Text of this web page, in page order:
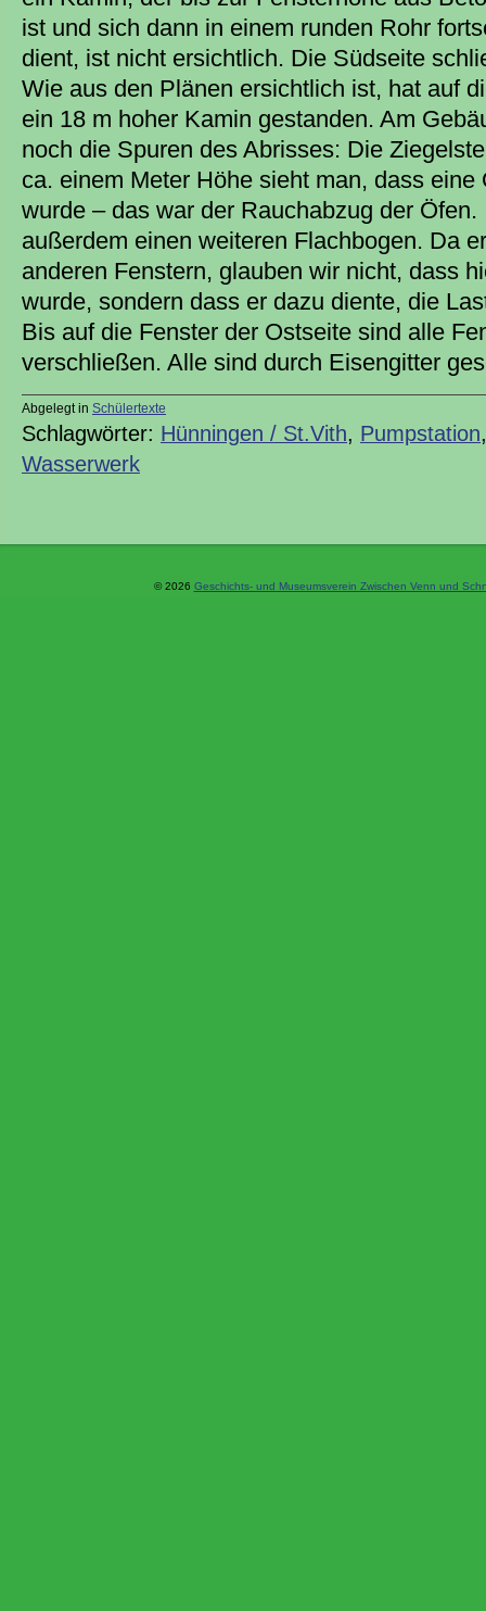
ist und sich dann in einem runden Rohr
dient, ist nicht ersichtlich. Die Südseite
Wie aus den Plänen ersichtlich ist, hat auf
ein 18 m hoher Kamin gestanden. Am
noch die Spuren des Abrisses: Die
ca. einem Meter Höhe sieht man, dass eine
wurde – das war der Rauchabzug der
außerdem einen weiteren Flachbogen. Da
anderen Fenstern, glauben wir nicht, dass
wurde, sondern dass er dazu diente, die
Bis auf die Fenster der Ostseite sind alle
verschließen. Alle sind durch Eisengitter
Abgelegt in Schülertexte
Schlagwörter: Hünningen / St.Vith, Pumpstation
Wasserwerk
© 2026 Geschichts- und Museumsverein Zwischen Venn und